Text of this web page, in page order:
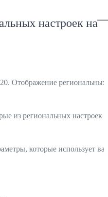
настроек на
Отображение региональных
из региональных настроек
которые использует